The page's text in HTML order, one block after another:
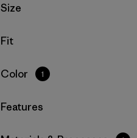
Filtrar por
Size
Filtrar por
Fit
Filtrar por
Color 1
Filtrar por
Features